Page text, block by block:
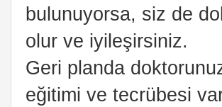
bulunuyorsa, siz de
olur ve iyileşirsiniz.
Geri planda
eğitimi ve tecrübesi